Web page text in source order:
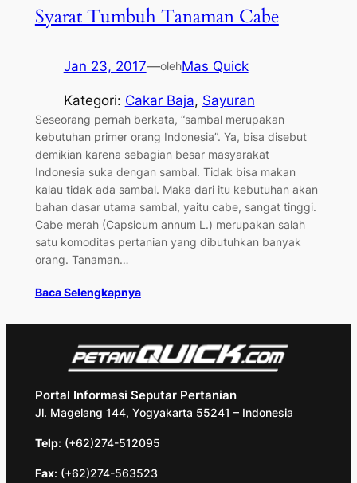
Syarat Tumbuh Tanaman Cabe
Jan 23, 2017—olehMas Quick
Kategori: Cakar Baja, Sayuran
Seseorang pernah berkata, “sambal merupakan
kebutuhan primer orang Indonesia”. Ya, bisa disebut
demikian karena sebagian besar masyarakat
Indonesia suka dengan sambal. Tidak bisa makan
kalau tidak ada sambal. Maka dari itu kebutuhan akan
bahan dasar utama sambal, yaitu cabe, sangat tinggi.
Cabe merah (Capsicum annum L.) merupakan salah
satu komoditas pertanian yang dibutuhkan banyak
orang. Tanaman…
Baca Selengkapnya
Portal Informasi Seputar Pertanian
Jl. Magelang 144, Yogyakarta 55241 – Indonesia
Telp: (+62)274-512095
Fax: (+62)274-563523